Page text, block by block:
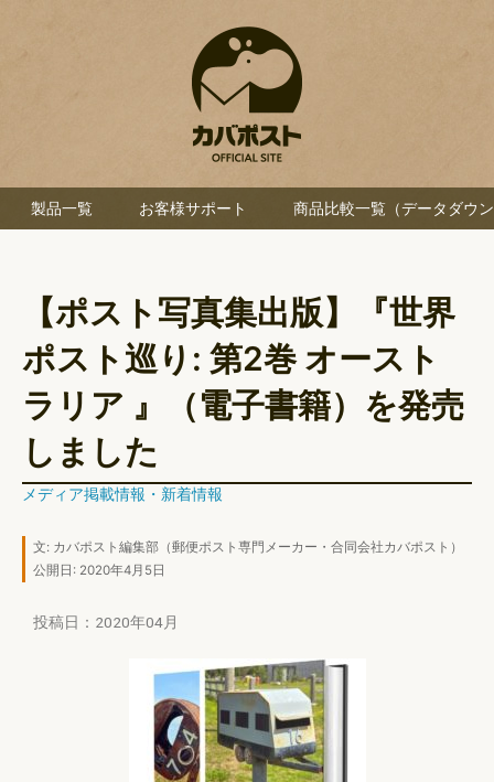
製品一覧 お客様サポート 商品比較一覧（データダウ
【ポスト写真集出版】『世界
ポスト巡り: 第2巻 オースト
ラリア 』（電子書籍）を発売
しました
メディア掲載情報 ・ 新着情報
文: カバポスト編集部（郵便ポスト専門メーカー・合同会社カバポスト）
公開日: 2020年4月5日
投稿日：2020年04月